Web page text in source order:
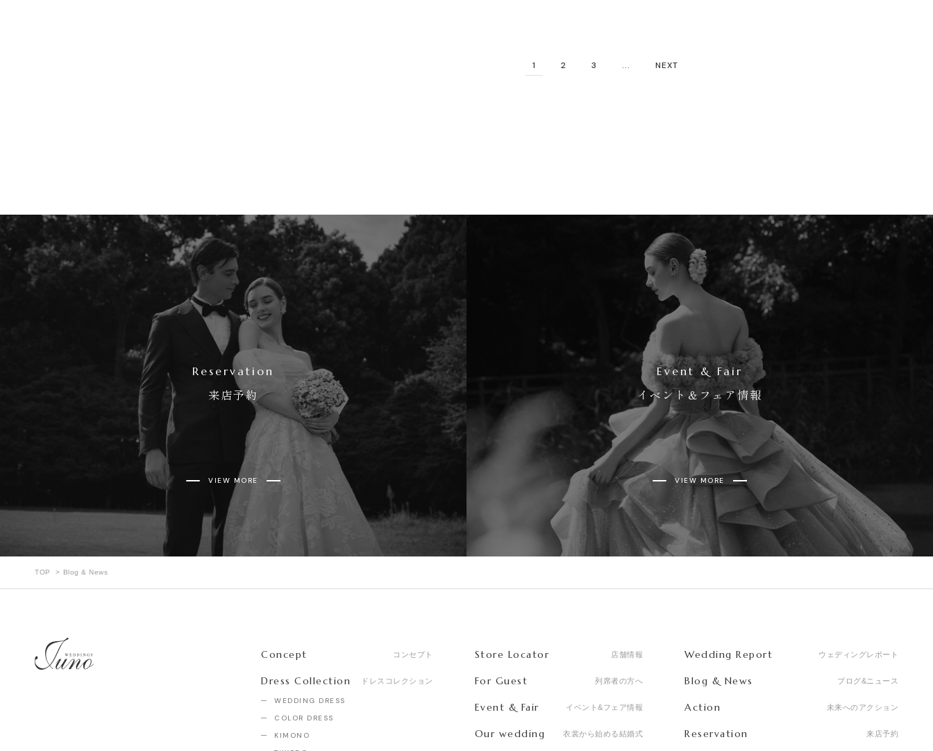
1 2 3 ... NEXT
Reservation
来店予約
VIEW MORE
Event & Fair
イベント＆フェア情報
VIEW MORE
TOP Blog & News
Concept コンセプト
Dress Collection ドレスコレクション
WEDDING DRESS
COLOR DRESS
KIMONO
Store Locator 店舗情報
For Guest 列席者の方へ
Event & Fair イベント&フェア情報
Our wedding 衣裳から始める結婚式
Wedding Report ウェディングレポート
Blog & News ブログ&ニュース
Action 未来へのアクション
Reservation 来店予約